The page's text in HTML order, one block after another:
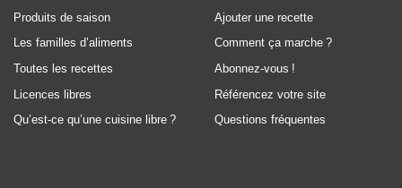
Produits de saison
Les familles d’aliments
Toutes les recettes
Licences libres
Qu’est-ce qu’une cuisine libre ?
Ajouter une recette
Comment ça marche ?
Abonnez-vous !
Référencez votre site
Questions fréquentes